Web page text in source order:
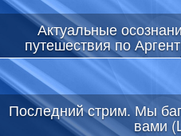
Актуальные
путешествия по
Последний стрим. Мы
вами